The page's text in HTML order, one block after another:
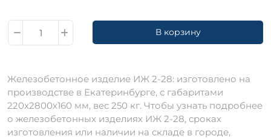
В корзину
Железобетонное изделие ИЖ 2-28: изготовлено на
производстве в Екатеринбурге, c габаритами
220х2800х160 мм, вес 250 кг. Чтобы узнать подробнее
о железобетонных изделиях ИЖ 2-28, сроках
изготовления или наличии на складе в городе,